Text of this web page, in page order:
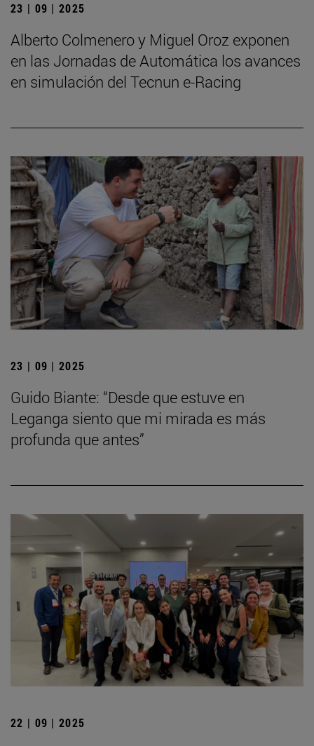
23 | 09 | 2025
Alberto Colmenero y Miguel Oroz exponen
en las Jornadas de Automática los avances
en simulación del Tecnun e-Racing
23 | 09 | 2025
Guido Biante: “Desde que estuve en
Leganga siento que mi mirada es más
profunda que antes”
22 | 09 | 2025